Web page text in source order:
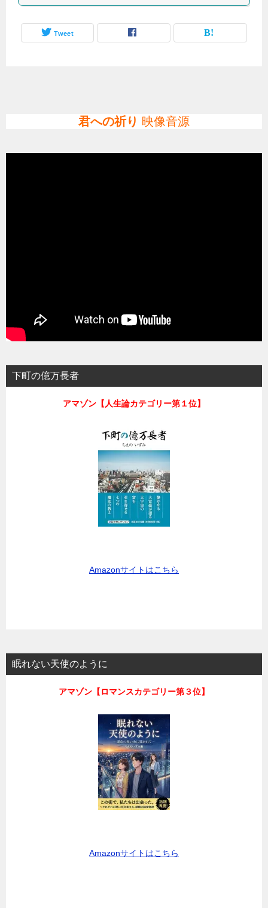
Tweet
君への祈り 映像音源
下町の億万長者
アマゾン【人生論カテゴリー第１位】
Amazonサイトはこちら
眠れない天使のように
アマゾン【ロマンスカテゴリー第３位】
Amazonサイトはこちら